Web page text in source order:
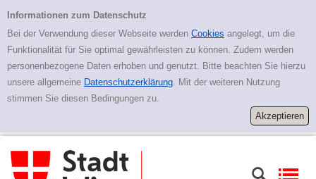
Erweiterte Suche
Informationen zum Datenschutz
Bei der Verwendung dieser Webseite werden Cookies angelegt, um die
Funktionalität für Sie optimal gewährleisten zu können. Zudem werden
personenbezogene Daten erhoben und genutzt. Bitte beachten Sie hierzu
unsere allgemeine Datenschutzerklärung. Mit der weiteren Nutzung
stimmen Sie diesen Bedingungen zu.